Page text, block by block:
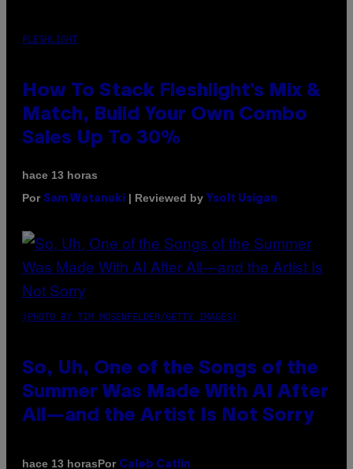
FLESHLIGHT
How To Stack Fleshlight’s Mix &
Match, Build Your Own Combo
Sales Up To 30%
hace 13 horas
Por Sam Watanuki | Reviewed by Ysolt Usigan
(PHOTO BY TIM MOSENFELDER/GETTY IMAGES)
So, Uh, One of the Songs of the
Summer Was Made With AI After
All—and the Artist Is Not Sorry
hace 13 horasPor Caleb Catlin